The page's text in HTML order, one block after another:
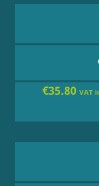
€35.80 VAT